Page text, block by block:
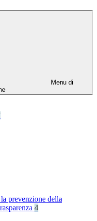
Menu di
prevenzione della
4